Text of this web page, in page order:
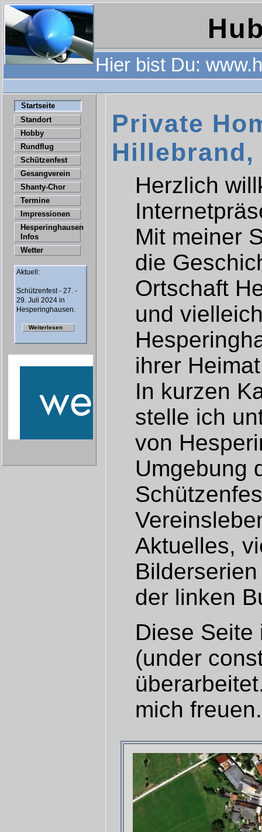
Hier bist Du:
Startseite
Standort
Hobby
Rundflug
Schützenfest
Gesangverein
Shanty-Chor
Termine
Impressionen
Hesperinghausen
Infos
Wetter
Aktuell:
Schützenfest - 27. -
29. Juli 2024 in
Hesperinghausen.
Weiterlesen
Private
Hillebrand,
Herzlich
Mit meiner
die
Ortschaft
und
ihrer
In kurzen
stelle ich
von
Umgebung
Aktuelles,
der linken
Diese Seite
(under
mich freuen.